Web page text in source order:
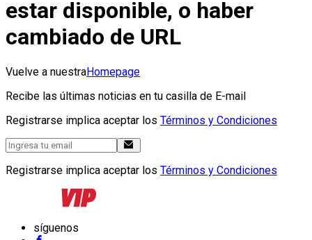
estar disponible, o haber
cambiado de URL
Vuelve a nuestraHomepage
Recibe las últimas noticias en tu casilla de E-mail
Registrarse implica aceptar los Términos y Condiciones
Registrarse implica aceptar los Términos y Condiciones
síguenos